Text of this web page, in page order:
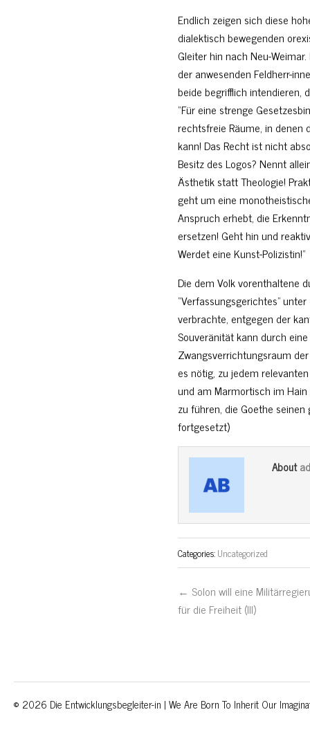
Endlich zeigen sich diese
dialektisch bewegenden
Gleiter hin nach Neu-
der anwesenden Feldherr-
beide begrifflich intendieren,
“Für eine strenge
rechtsfreie Räume, in denen
kann! Das Recht ist nicht
Besitz des Logos? Nennt
Ästhetik statt Theologie!
geht um eine
Anspruch erhebt, die
ersetzen! Geht hin und
Werdet eine Kunst-Polizistin!”
Die dem Volk vorenthaltene
“Verfassungsgerichtes”
verbrachte, entgegen der
Souveränität kann durch
Zwangsverrichtungsraum
es nötig, zu jedem
und am Marmortisch im
zu führen, die Goethe
fortgesetzt)
About
Categories:Uncategorized
← Solon will eine
für die Freiheit (III)
© 2026 Die Entwicklungsbegleiter-in | We Are Born To Inherit Our